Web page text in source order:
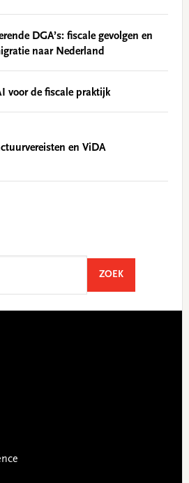
DGA’s: fiscale gevolgen en
naar Nederland
voor de fiscale praktijk
en ViDA
ZOEKSEARCH